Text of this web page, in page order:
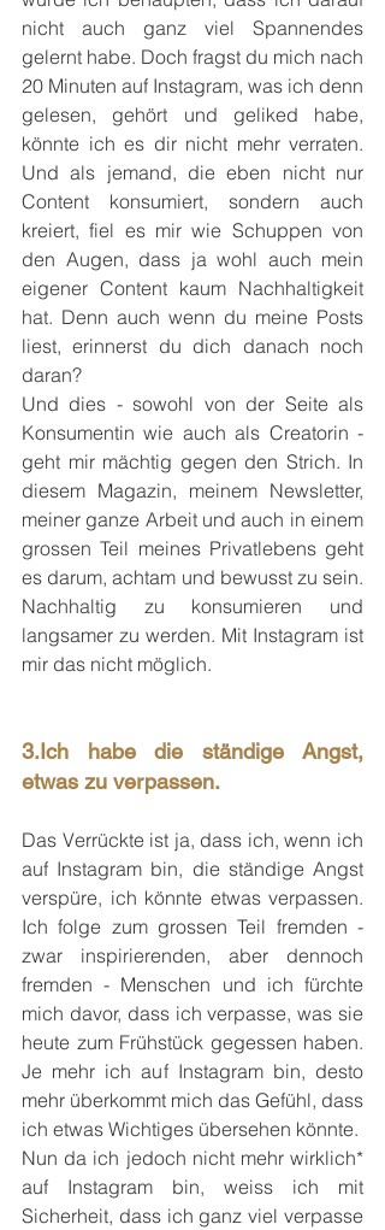
nicht auch ganz viel Spannendes
gelernt habe. Doch fragst du mich nach
20 Minuten auf Instagram, was ich denn
gelesen, gehört und geliked habe,
könnte ich es dir nicht mehr verraten.
Und als jemand, die eben nicht nur
Content konsumiert, sondern auch
kreiert, fiel es mir wie Schuppen von
den Augen, dass ja wohl auch mein
eigener Content kaum Nachhaltigkeit
hat. Denn auch wenn du meine Posts
liest, erinnerst du dich danach noch
daran?
Und dies - sowohl von der Seite als
Konsumentin wie auch als Creatorin -
geht mir mächtig gegen den Strich. In
diesem Magazin, meinem Newsletter,
meiner ganze Arbeit und auch in einem
grossen Teil meines Privatlebens geht
es darum, achtam und bewusst zu sein.
Nachhaltig zu konsumieren und
langsamer zu werden. Mit Instagram ist
mir das nicht möglich.
3.Ich habe die ständige Angst,
etwas zu verpassen.
Das Verrückte ist ja, dass ich, wenn ich
auf Instagram bin, die ständige Angst
verspüre, ich könnte etwas verpassen.
Ich folge zum grossen Teil fremden -
zwar inspirierenden, aber dennoch
fremden - Menschen und ich fürchte
mich davor, dass ich verpasse, was sie
heute zum Frühstück gegessen haben.
Je mehr ich auf Instagram bin, desto
mehr überkommt mich das Gefühl, dass
ich etwas Wichtiges übersehen könnte.
Nun da ich jedoch nicht mehr wirklich*
auf Instagram bin, weiss ich mit
Sicherheit, dass ich ganz viel verpasse